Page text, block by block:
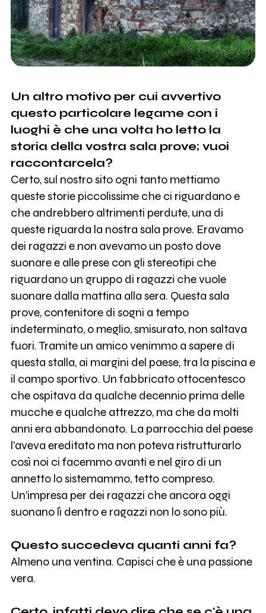
Un altro motivo per cui avvertivo
questo particolare legame con i
luoghi è che una volta ho letto la
storia della vostra sala prove; vuoi
raccontarcela?
Certo, sul nostro sito ogni tanto mettiamo
queste storie piccolissime che ci riguardano e
che andrebbero altrimenti perdute, una di
queste riguarda la nostra sala prove. Eravamo
dei ragazzi e non avevamo un posto dove
suonare e alle prese con gli stereotipi che
riguardano un gruppo di ragazzi che vuole
suonare dalla mattina alla sera. Questa sala
prove, contenitore di sogni a tempo
indeterminato, o meglio, smisurato, non saltava
fuori. Tramite un amico venimmo a sapere di
questa stalla, ai margini del paese, tra la piscina e
il campo sportivo. Un fabbricato ottocentesco
che ospitava da qualche decennio prima delle
mucche e qualche attrezzo, ma che da molti
anni era abbandonato. La parrocchia del paese
l'aveva ereditato ma non poteva ristrutturarlo
così noi ci facemmo avanti e nel giro di un
annetto lo sistemammo, tetto compreso.
Un'impresa per dei ragazzi che ancora oggi
suonano lì dentro e ragazzi non lo sono più.
Questo succedeva quanti anni fa?
Almeno una ventina. Capisci che è una passione
vera.